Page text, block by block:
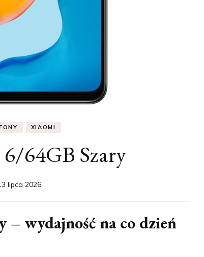
XIAOMI
64GB Szary
lipca 2026
– wydajność na co dzień